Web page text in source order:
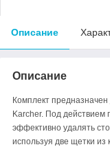
Описание
Описание
Комплект
Karcher. Под действием
эффективно удалять
используя две щетки из